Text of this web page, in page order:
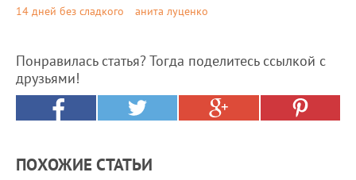
14 дней без сладкого
анита луценко
Понравилась статья? Тогда поделитесь ссылкой с
друзьями!
ПОХОЖИЕ СТАТЬИ